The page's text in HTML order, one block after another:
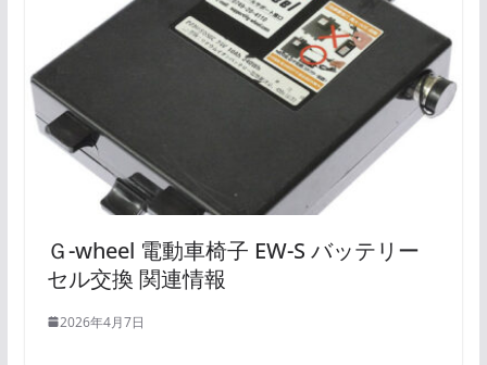
Ｇ-wheel 電動車椅子 EW-S バッテリー
セル交換 関連情報
2026年4月7日